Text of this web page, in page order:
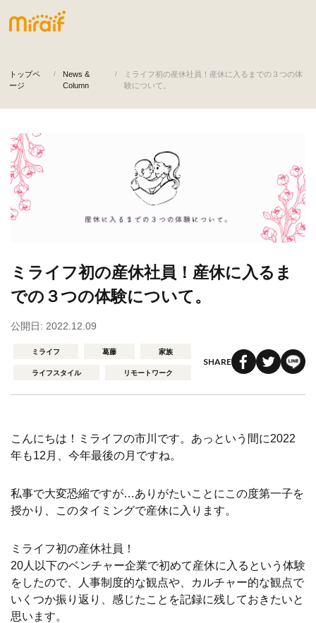
トップペ
ージ
News &
Column
ミライフ初の産休社員！産休に入るまでの３つの体
験について。
ミライフ初の産休社員！産休に入るま
での３つの体験について。
公開日: 2022.12.09
ミライフ 葛藤 家族
ライフスタイル リモートワーク
SHARE
こんにちは！ミライフの市川です。あっという間に2022
年も12月、今年最後の月ですね。
私事で大変恐縮ですが…ありがたいことにこの度第一子を
授かり、このタイミングで産休に入ります。
ミライフ初の産休社員！
20人以下のベンチャー企業で初めて産休に入るという体験
をしたので、人事制度的な観点や、カルチャー的な観点で
いくつか振り返り、感じたことを記録に残しておきたいと
思います。